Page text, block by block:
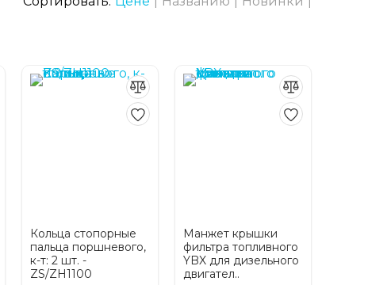
Кольца стопорные
пальца поршневого,
к-т: 2 шт. -
ZS/ZH1100
Манжет крышки
фильтра топливного
YBX для дизельного
двигател..